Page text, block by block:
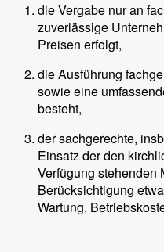
die Vergabe nur an
zuverlässige
Preisen erfolgt,
die Ausführung
sowie eine
besteht,
der sachgerechte,
Einsatz der den
Verfügung stehenden
Berücksichtigung
Wartung,